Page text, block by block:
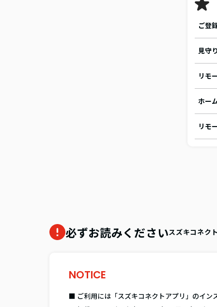
ご登
見守
リモ
ホー
リモ
必ずお読みくださいスズキコネク
NOTICE
■ ご利用には「スズキコネクトアプリ」のイ